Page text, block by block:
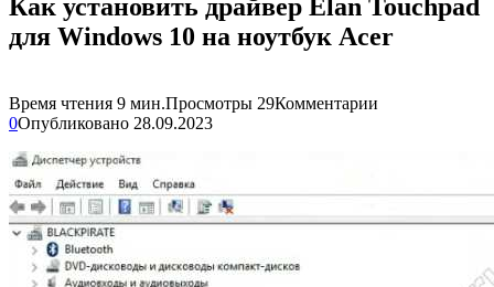
Как установить драйвер Elan Touchpad
для Windows 10 на ноутбук Acer
Время чтения 9 мин.Просмотры 29Комментарии
0Опубликовано 28.09.2023